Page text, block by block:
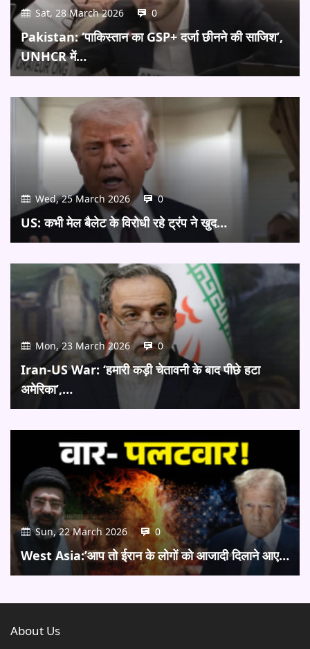
Sat, 28 March 2026 0
Pakistan: ‘पाकिस्तान का GSP+ दर्जा छीनने की साजिश’,
UNHCR में…
Wed, 25 March 2026 0
US: कभी मेल बैलेट के विरोधी रहे ट्रंप ने खुद…
Mon, 23 March 2026 0
Iran-US War: ‘हमारी कड़ी चेतावनी के बाद पीछे हटा
अमेरिका’,…
Sun, 22 March 2026 0
West Asia:’आप तो ईरान के लोगों को आजादी दिलाने आए…
About Us